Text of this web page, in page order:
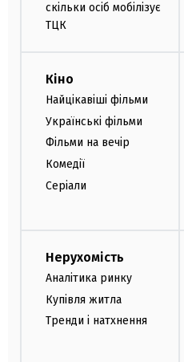
скільки осіб мобілізує
ТЦК
Кіно
Найцікавіші фільми
Українські фільми
Фільми на вечір
Комедії
Серіали
Нерухомість
Аналітика ринку
Купівля житла
Тренди і натхнення